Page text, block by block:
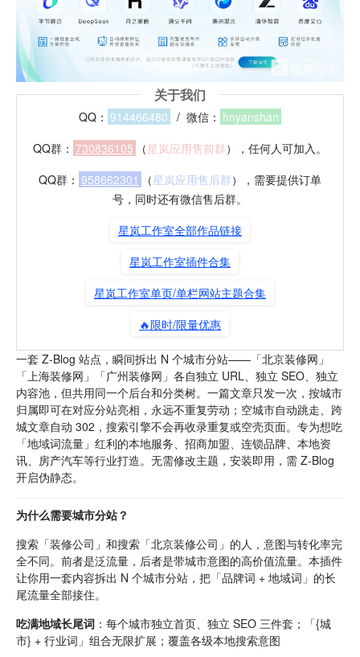
关于我们
QQ： 914466480 / 微信： hnyanshan
QQ群： 730836105 （星岚应用售前群），任何人可加入。
QQ群： 958662301 （星岚应用售后群），需要提供订单
号，同时还有微信售后群。
星岚工作室全部作品链接
星岚工作室插件合集
星岚工作室单页/单栏网站主题合集
🔥限时/限量优惠
一套 Z-Blog 站点，瞬间拆出 N 个城市分站——「北京装修网」
「上海装修网」「广州装修网」各自独立 URL、独立 SEO、独立
内容池，但共用同一个后台和分类树。一篇文章只发一次，按城市
归属即可在对应分站亮相，永远不重复劳动；空城市自动跳走、跨
城文章自动 302，搜索引擎不会再收录重复或空壳页面。专为想吃
「地域词流量」红利的本地服务、招商加盟、连锁品牌、本地资
讯、房产汽车等行业打造。无需修改主题，安装即用，需 Z-Blog
开启伪静态。
为什么需要城市分站？
搜索「装修公司」和搜索「北京装修公司」的人，意图与转化率完
全不同。前者是泛流量，后者是带城市意图的高价值流量。本插件
让你用一套内容拆出 N 个城市分站，把「品牌词 + 地域词」的长
尾流量全部接住。
吃满地域长尾词 ：每个城市独立首页、独立 SEO 三件套；「{城
市} + 行业词」组合无限扩展；覆盖各级本地搜索意图